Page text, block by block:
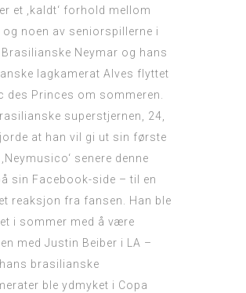
et ‚kaldt‘ forhold mellom
og noen av seniorspillerne i
Neymar og hans
lagkamerat Alves flyttet
des Princes om sommeren.
superstjernen, 24,
at han vil gi ut sin første
senere denne
sin Facebook-side – til en
reaksjon fra fansen. Han ble
i sommer med å være
med Justin Beiber i LA –
brasilianske
ble ydmyket i Copa